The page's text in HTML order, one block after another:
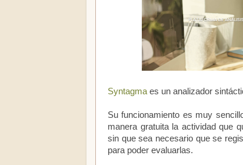
Syntagma es un analizador
Su funcionamiento es muy
manera gratuita la actividad que
sin que sea necesario que se
para poder evaluarlas.